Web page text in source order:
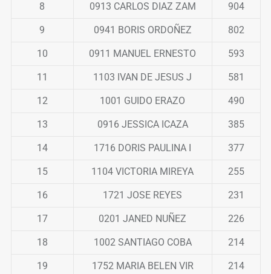
8 0913 CARLOS DIAZ ZAM 904
9 0941 BORIS ORDOÑEZ 802
10 0911 MANUEL ERNESTO 593
11 1103 IVAN DE JESUS J 581
12 1001 GUIDO ERAZO 490
13 0916 JESSICA ICAZA 385
14 1716 DORIS PAULINA I 377
15 1104 VICTORIA MIREYA 255
16 1721 JOSE REYES 231
17 0201 JANED NUÑEZ 226
18 1002 SANTIAGO COBA 214
19 1752 MARIA BELEN VIR 214